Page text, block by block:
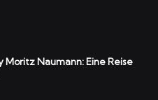
Moritz Naumann: Eine Reise